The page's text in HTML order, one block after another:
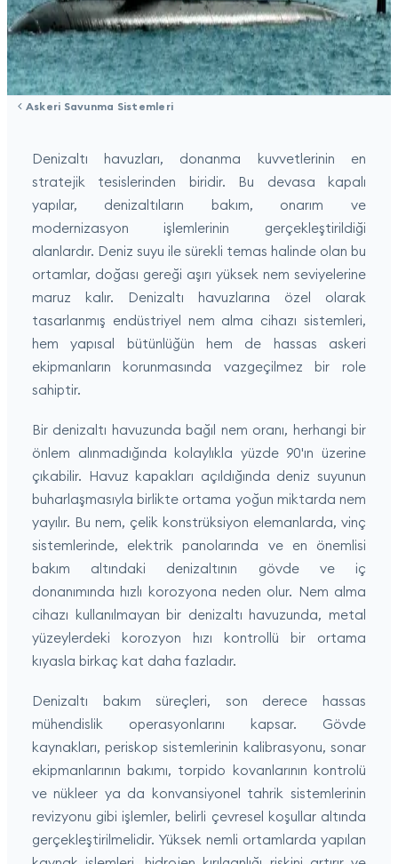
Askeri Savunma Sistemleri
Denizaltı havuzları, donanma kuvvetlerinin en
stratejik tesislerinden biridir. Bu devasa kapalı
yapılar, denizaltıların bakım, onarım ve
modernizasyon işlemlerinin gerçekleştirildiği
alanlardır. Deniz suyu ile sürekli temas halinde olan bu
ortamlar, doğası gereği aşırı yüksek nem seviyelerine
maruz kalır. Denizaltı havuzlarına özel olarak
tasarlanmış endüstriyel nem alma cihazı sistemleri,
hem yapısal bütünlüğün hem de hassas askeri
ekipmanların korunmasında vazgeçilmez bir role
sahiptir.
Bir denizaltı havuzunda bağıl nem oranı, herhangi bir
önlem alınmadığında kolaylıkla yüzde 90'ın üzerine
çıkabilir. Havuz kapakları açıldığında deniz suyunun
buharlaşmasıyla birlikte ortama yoğun miktarda nem
yayılır. Bu nem, çelik konstrüksiyon elemanlarda, vinç
sistemlerinde, elektrik panolarında ve en önemlisi
bakım altındaki denizaltının gövde ve iç
donanımında hızlı korozyona neden olur. Nem alma
cihazı kullanılmayan bir denizaltı havuzunda, metal
yüzeylerdeki korozyon hızı kontrollü bir ortama
kıyasla birkaç kat daha fazladır.
Denizaltı bakım süreçleri, son derece hassas
mühendislik operasyonlarını kapsar. Gövde
kaynakları, periskop sistemlerinin kalibrasyonu, sonar
ekipmanlarının bakımı, torpido kovanlarının kontrolü
ve nükleer ya da konvansiyonel tahrik sistemlerinin
revizyonu gibi işlemler, belirli çevresel koşullar altında
gerçekleştirilmelidir. Yüksek nemli ortamlarda yapılan